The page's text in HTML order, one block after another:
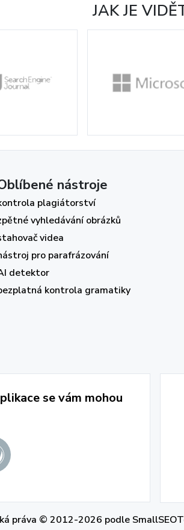
JAK JE
nástroje
plagiátorství
vyhledávání obrázků
videa
pro parafrázování
detektor
kontrola gramatiky
se vám mohou
práva © 2012-2026 podle